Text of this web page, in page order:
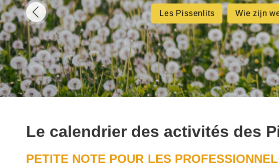
Les Pissenlits Wie zijn
Le calendrier des activités des
PETITE NOTE POUR LES